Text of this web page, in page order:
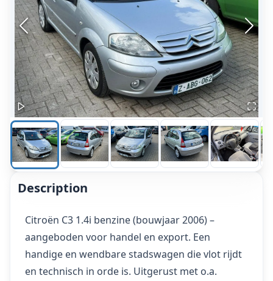
Description
Citroën C3 1.4i benzine (bouwjaar 2006) –
aangeboden voor handel en export. Een
handige en wendbare stadswagen die vlot rijdt
en technisch in orde is. Uitgerust met o.a.